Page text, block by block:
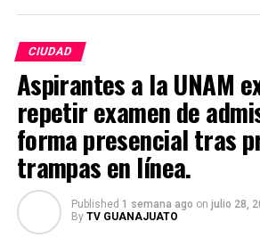
mientras participaba en un evento
un crimen que generó una amplia
autoridades y el inicio de una
identificar a todos los presuntos
entonces, el caso ha sido considerado
prioridades en materia de seguridad
Las autoridades señalaron que las
continúan y reiteraron que será el
que determine la responsabilidad del
tanto, el Gobierno federal aseguró
CIUDAD
Aspirantes a la UNAM
repetir examen de
forma presencial tras
trampas en línea.
Published 1 semana ago on julio 28,
By TV GUANAJUATO